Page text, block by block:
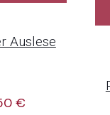
Auslese
€